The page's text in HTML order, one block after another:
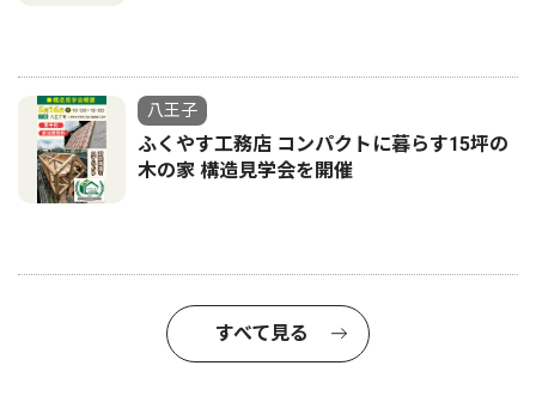
八王子
ふくやす工務店 コンパクトに暮らす15坪の
木の家 構造見学会を開催
すべて見る